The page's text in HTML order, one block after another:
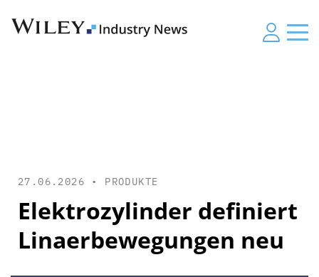
27.06.2026 • PRODUKTE
Elektrozylinder definiert
Linaerbewegungen neu